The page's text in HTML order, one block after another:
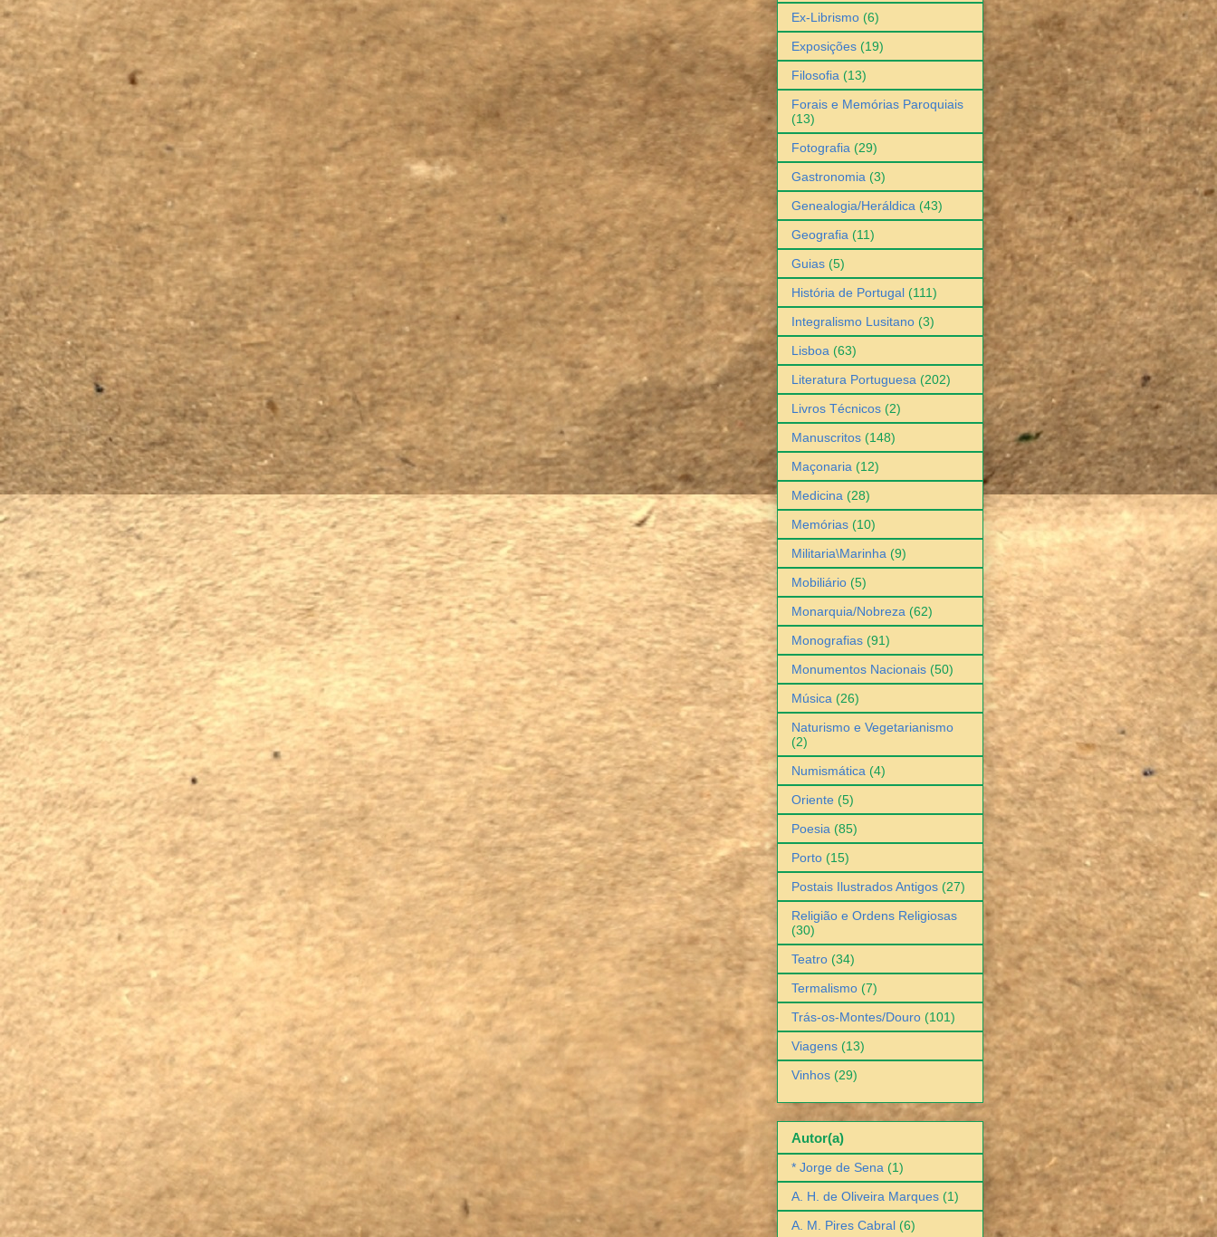
Ex-Librismo (6)
Exposições (19)
Filosofia (13)
Forais e Memórias Paroquiais
(13)
Fotografia (29)
Gastronomia (3)
Genealogia/Heráldica (43)
Geografia (11)
Guias (5)
História de Portugal (111)
Integralismo Lusitano (3)
Lisboa (63)
Literatura Portuguesa (202)
Livros Técnicos (2)
Manuscritos (148)
Maçonaria (12)
Medicina (28)
Memórias (10)
Militaria\Marinha (9)
Mobiliário (5)
Monarquia/Nobreza (62)
Monografias (91)
Monumentos Nacionais (50)
Música (26)
Naturismo e Vegetarianismo
(2)
Numismática (4)
Oriente (5)
Poesia (85)
Porto (15)
Postais Ilustrados Antigos (27)
Religião e Ordens Religiosas
(30)
Teatro (34)
Termalismo (7)
Trás-os-Montes/Douro (101)
Viagens (13)
Vinhos (29)
Autor(a)
* Jorge de Sena (1)
A. H. de Oliveira Marques (1)
A. M. Pires Cabral (6)